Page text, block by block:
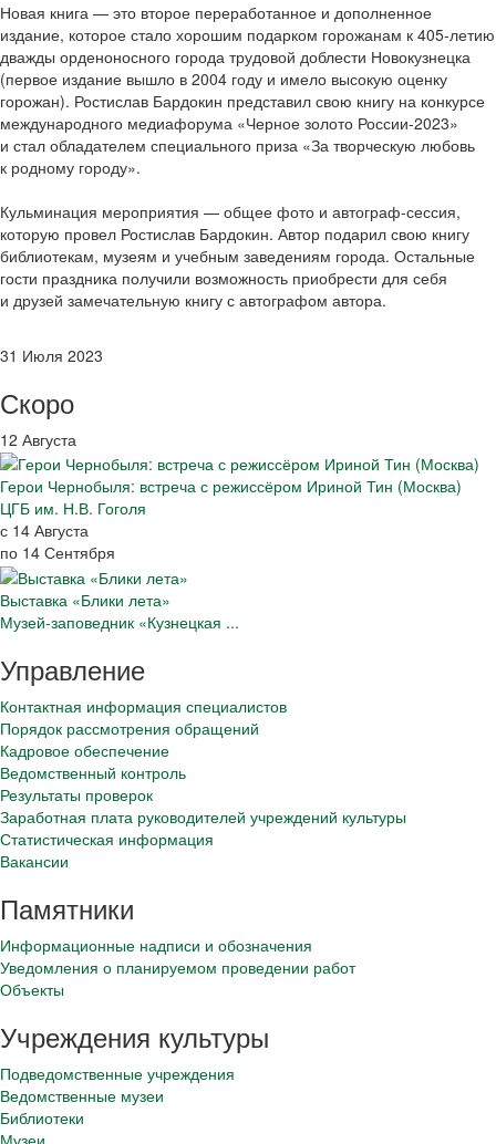
Новая книга — это второе переработанное и дополненное
издание, которое стало хорошим подарком горожанам к 405-летию
дважды орденоносного города трудовой доблести Новокузнецка
(первое издание вышло в 2004 году и имело высокую оценку
горожан). Ростислав Бардокин представил свою книгу на конкурсе
международного медиафорума «Черное золото России-2023»
и стал обладателем специального приза «За творческую любовь
к родному городу».
Кульминация мероприятия — общее фото и автограф-сессия,
которую провел Ростислав Бардокин. Автор подарил свою книгу
библиотекам, музеям и учебным заведениям города. Остальные
гости праздника получили возможность приобрести для себя
и друзей замечательную книгу с автографом автора.
31 Июля 2023
Скоро
12 Августа
Герои Чернобыля: встреча с режиссёром Ириной Тин (Москва)
ЦГБ им. Н.В. Гоголя
с 14 Августа
по 14 Сентября
Выставка «Блики лета»
Музей-заповедник «Кузнецкая ...
Управление
Контактная информация специалистов
Порядок рассмотрения обращений
Кадровое обеспечение
Ведомственный контроль
Результаты проверок
Заработная плата руководителей учреждений культуры
Статистическая информация
Вакансии
Памятники
Информационные надписи и обозначения
Уведомления о планируемом проведении работ
Объекты
Учреждения культуры
Подведомственные учреждения
Ведомственные музеи
Библиотеки
Музеи